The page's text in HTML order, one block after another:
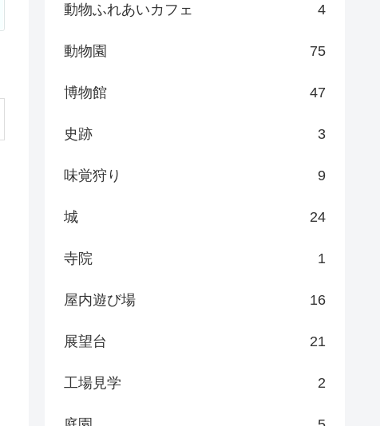
動物ふれあいカフェ 4
動物園 75
博物館 47
史跡 3
味覚狩り 9
城 24
寺院 1
屋内遊び場 16
展望台 21
工場見学 2